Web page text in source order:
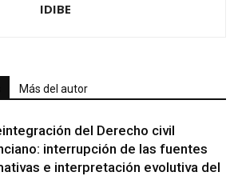
IDIBE
Más del autor
del Derecho civil
interrupción de las fuentes
e interpretación evolutiva del